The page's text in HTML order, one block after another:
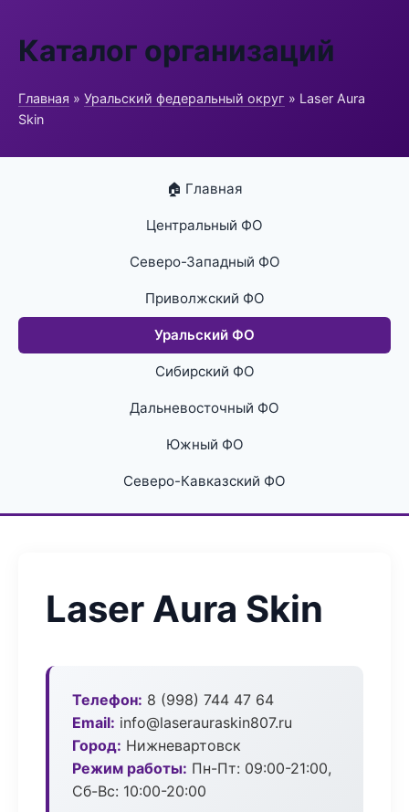
Каталог организаций
Главная » Уральский федеральный округ » Laser Aura
Skin
🏠 Главная
Центральный ФО
Северо-Западный ФО
Приволжский ФО
Уральский ФО
Сибирский ФО
Дальневосточный ФО
Южный ФО
Северо-Кавказский ФО
Laser Aura Skin
Телефон: 8 (998) 744 47 64
Email: info@laserauraskin807.ru
Город: Нижневартовск
Режим работы: Пн-Пт: 09:00-21:00,
Сб-Вс: 10:00-20:00